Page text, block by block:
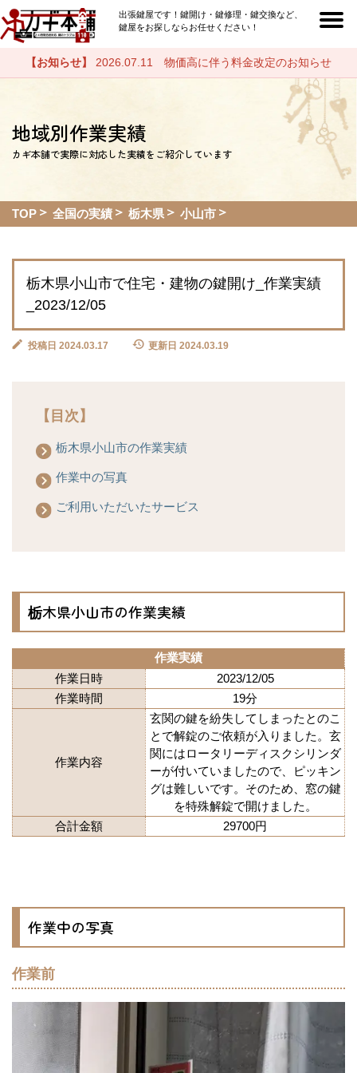
出張鍵屋です！鍵開け・鍵修理・鍵交換など、
鍵屋をお探しならお任せください！
【お知らせ】 2026.07.11 物価高に伴う料金改定のお知らせ
地域別作業実績
カギ本舗で実際に対応した実績をご紹介しています
TOP 全国の実績 栃木県 小山市
栃木県小山市で住宅・建物の鍵開け_作業実績
_2023/12/05
投稿日 2024.03.17 更新日 2024.03.19
【目次】
栃木県小山市の作業実績
作業中の写真
ご利用いただいたサービス
栃木県小山市の作業実績
作業実績
作業日時
2023/12/05
作業時間
19分
作業内容
玄関の鍵を紛失してしまったとのこ
とで解錠のご依頼が入りました。玄
関にはロータリーディスクシリンダ
ーが付いていましたので、ピッキン
グは難しいです。そのため、窓の鍵
を特殊解錠で開けました。
合計金額
29700円
作業中の写真
作業前